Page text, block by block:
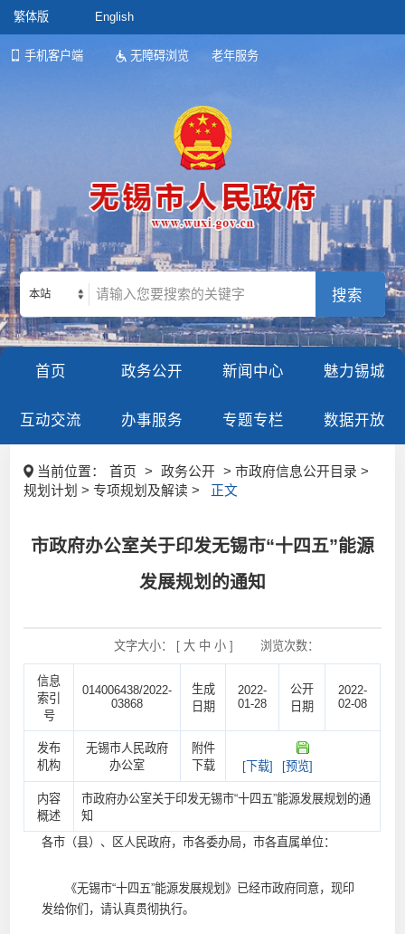
繁体版 English
手机客户端 无障碍浏览 老年服务
本站
首页 政务公开 新闻中心 魅力锡城
互动交流 办事服务 专题专栏 数据开放
当前位置： 首页 > 政务公开
> 市政府信息公开目录 >
规划计划 > 专项规划及解读 >
正文
市政府办公室关于印发无锡市“十四五”能源
发展规划的通知
文字大小： [ 大 中 小] 浏览次数：
信息
索引
号
014006438/2022-
03868
生成
日期
2022-
01-28
公开
日期
2022-
02-08
发布
机构
无锡市人民政府
办公室
附件
下载
[下载] [预览]
内容
概述
市政府办公室关于印发无锡市“十四五”能源发展规划的通
知
各市（县）、区人民政府，市各委办局，市各直属单位：
《无锡市“十四五”能源发展规划》已经市政府同意，现印
发给你们，请认真贯彻执行。